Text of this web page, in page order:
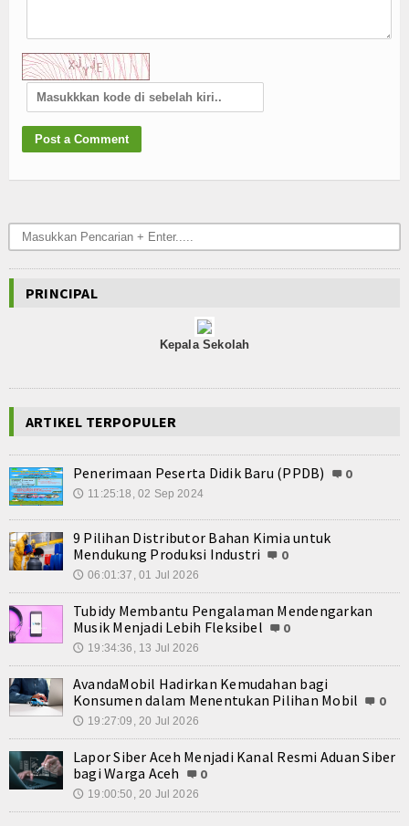
PRINCIPAL
Kepala Sekolah
ARTIKEL TERPOPULER
Penerimaan Peserta Didik Baru (PPDB) 0
🕔 11:25:18, 02 Sep 2024
9 Pilihan Distributor Bahan Kimia untuk
Mendukung Produksi Industri
0
🕔 06:01:37, 01 Jul 2026
Tubidy Membantu Pengalaman Mendengarkan
Musik Menjadi Lebih Fleksibel
0
🕔 19:34:36, 13 Jul 2026
AvandaMobil Hadirkan Kemudahan bagi
Konsumen dalam Menentukan Pilihan Mobil
0
🕔 19:27:09, 20 Jul 2026
Lapor Siber Aceh Menjadi Kanal Resmi Aduan Siber
bagi Warga Aceh
0
🕔 19:00:50, 20 Jul 2026